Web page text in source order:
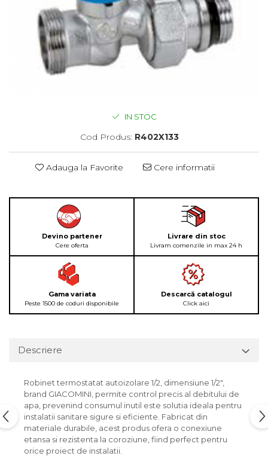
IN STOC
Cod Produs: R402X133
Adauga la Favorite Cere informatii
Devino partener
Cere oferta
Livrare din stoc
Livram comenzile in max 24 h
Gama variata
Peste 1500 de coduri disponibile
Descarcă catalogul
Click aici
Descriere
Robinet termostatat autoizolare 1/2, dimensiune 1/2",
brand GIACOMINI, permite control precis al debitului de
apa, prevenind consumul inutil este solutia ideala pentru
instalatii sanitare sigure si eficiente. Fabricat din
materiale durabile, acest produs ofera o conexiune
etansa si rezistenta la coroziune, fiind perfect pentru
orice proiect de instalatii.